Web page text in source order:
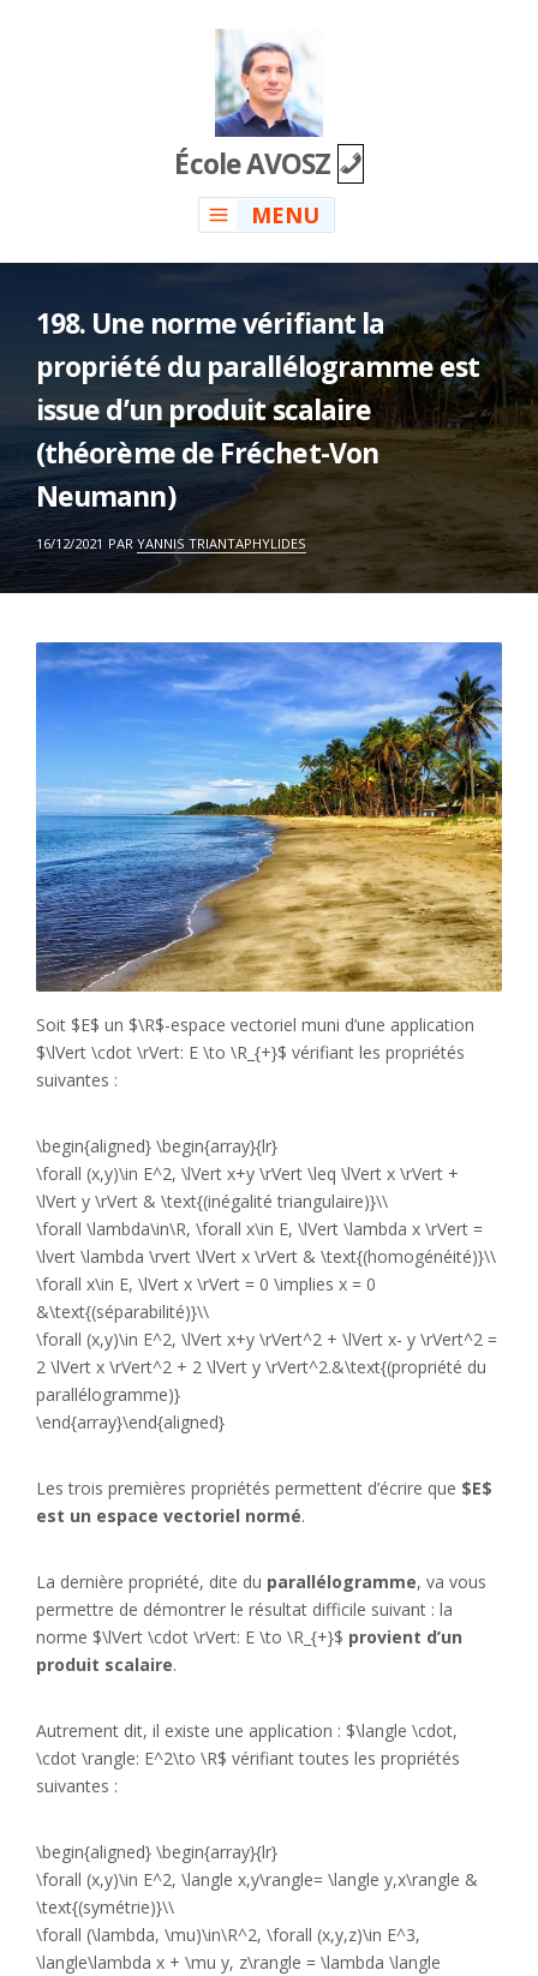
École AVOSZ
MENU
198. Une norme vérifiant la
propriété du parallélogramme est
issue d’un produit scalaire
(théorème de Fréchet-Von
Neumann)
ON
16/12/2021 PAR YANNIS TRIANTAPHYLIDES
Soit $E$ un $\R$-espace vectoriel muni d’une application
$\lVert \cdot \rVert: E \to \R_{+}$ vérifiant les propriétés
suivantes :
\begin{aligned} \begin{array}{lr}
\forall (x,y)\in E^2, \lVert x+y \rVert \leq \lVert x \rVert +
\lVert y \rVert & \text{(inégalité triangulaire)}\\
\forall \lambda\in\R, \forall x\in E, \lVert \lambda x \rVert =
\lvert \lambda \rvert \lVert x \rVert & \text{(homogénéité)}\\
\forall x\in E, \lVert x \rVert = 0 \implies x = 0
&\text{(séparabilité)}\\
\forall (x,y)\in E^2, \lVert x+y \rVert^2 + \lVert x- y \rVert^2 =
2 \lVert x \rVert^2 + 2 \lVert y \rVert^2.&\text{(propriété du
parallélogramme)}
\end{array}\end{aligned}
Les trois premières propriétés permettent d’écrire que $E$
est un espace vectoriel normé.
La dernière propriété, dite du parallélogramme, va vous
permettre de démontrer le résultat difficile suivant : la
norme $\lVert \cdot \rVert: E \to \R_{+}$ provient d’un
produit scalaire.
Autrement dit, il existe une application : $\langle \cdot,
\cdot \rangle: E^2\to \R$ vérifiant toutes les propriétés
suivantes :
\begin{aligned} \begin{array}{lr}
\forall (x,y)\in E^2, \langle x,y\rangle= \langle y,x\rangle &
\text{(symétrie)}\\
\forall (\lambda, \mu)\in\R^2, \forall (x,y,z)\in E^3,
\langle\lambda x + \mu y, z\rangle = \lambda \langle